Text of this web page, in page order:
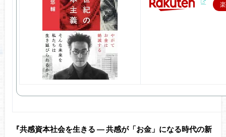
『共感資本社会を生きる ― 共感が「お金」になる時代の新